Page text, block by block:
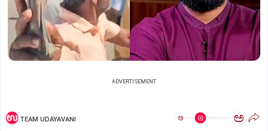
ADVERTISEMENT
TEAM UDAYAVANI ಅ ಅ